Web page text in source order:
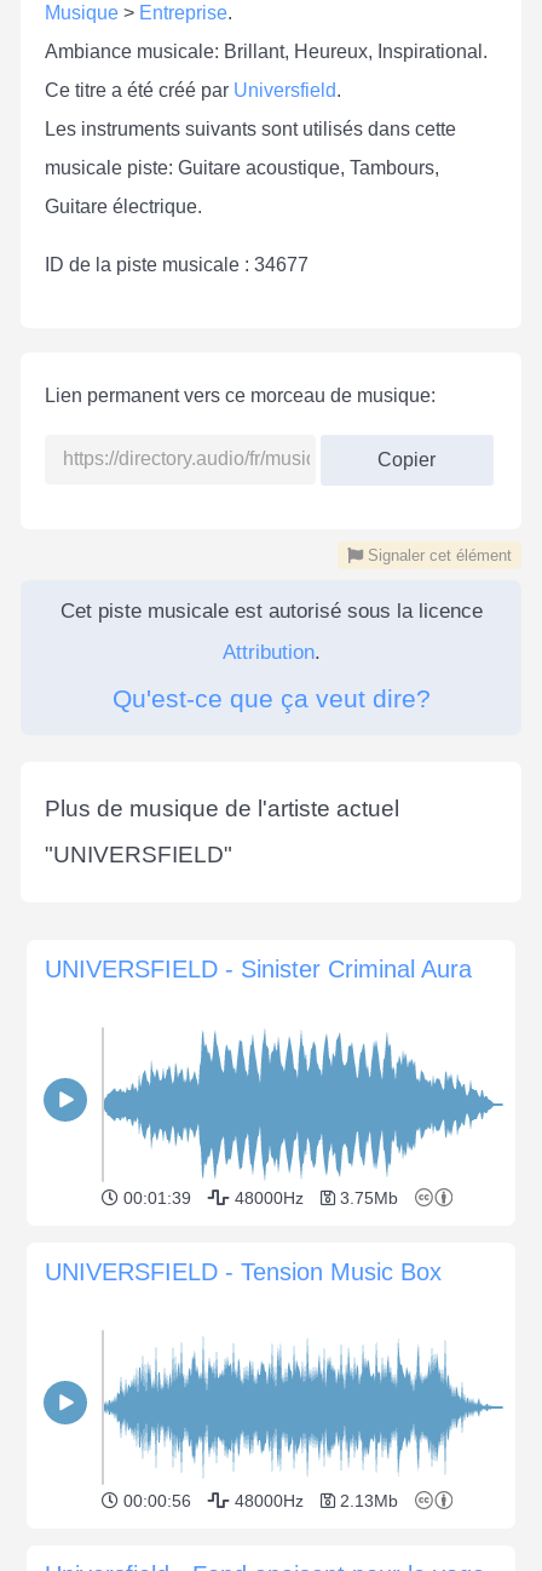
Musique > Entreprise.
Ambiance musicale: Brillant, Heureux, Inspirational.
Ce titre a été créé par Universfield.
Les instruments suivants sont utilisés dans cette
musicale piste: Guitare acoustique, Tambours,
Guitare électrique.
ID de la piste musicale : 34677
Lien permanent vers ce morceau de musique:
Copier
Signaler cet élément
Cet piste musicale est autorisé sous la licence
Attribution.
Qu'est-ce que ça veut dire?
Plus de musique de l'artiste actuel
"UNIVERSFIELD"
UNIVERSFIELD - Sinister Criminal Aura
00:01:39 48000Hz 3.75Mb
UNIVERSFIELD - Tension Music Box
00:00:56 48000Hz 2.13Mb